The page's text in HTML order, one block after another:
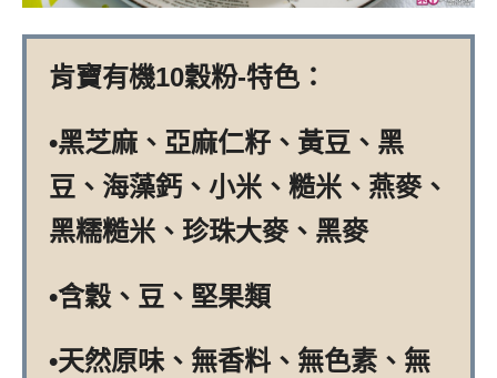
肯寶有機10穀粉-特色：
•黑芝麻、亞麻仁籽、黃豆、黑
豆、海藻鈣、小米、糙米、燕麥、
黑糯糙米、珍珠大麥、黑麥
•含穀、豆、堅果類
•天然原味、無香料、無色素、無